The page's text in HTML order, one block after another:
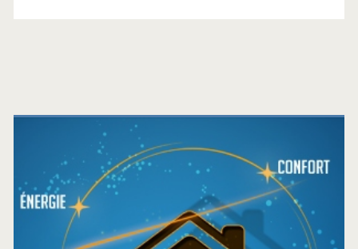
Barre
latérale
principale